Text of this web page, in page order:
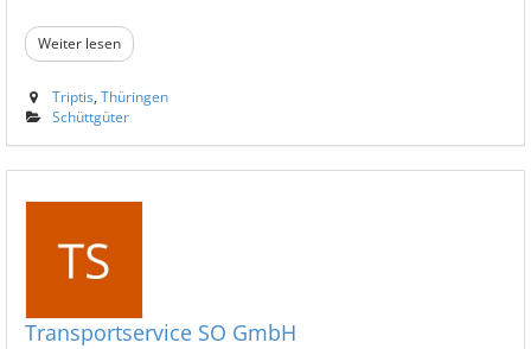
Weiter lesen
Triptis Thüringen
Schüttgüter
Transportservice SO GmbH